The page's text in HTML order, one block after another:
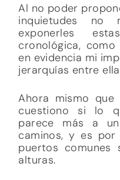
Al no poder
inquietudes no
exponerles
cronológica,
en evidencia mi
jerarquías entre
Ahora mismo
cuestiono si lo
parece más a
caminos, y es
puertos
alturas.